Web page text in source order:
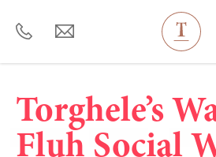
Torghele’s
Fluh Social